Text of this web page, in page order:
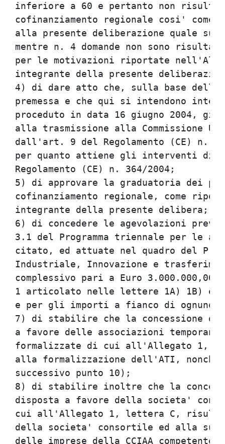
inferiore a 60 e
cofinanziamento regionale
alla presente deliberazione
mentre n. 4 domande non
per le motivazioni riportate
integrante della
4) di dare atto che, sulla
premessa e che qui si
proceduto in data 16 giugno
alla trasmissione alla
dall'art. 9 del Regolamento
per quanto attiene gli
Regolamento
5) di approvare la
cofinanziamento regionale,
integrante della
6) di concedere le
3.1 del Programma triennale
citato, ed attuate nel
Industriale, Innovazione e
complessivo pari a Euro
1 articolato nelle lettere 1A)
e per gli importi a
7) di stabilire che la
a favore delle associazioni
formalizzate di cui
alla formalizzazione dell'ATI,
8) di stabilire inoltre che la
disposta a favore della
cui all'Allegato 1, lettera C,
della societa' consortile ed
delle imprese della CCIAA